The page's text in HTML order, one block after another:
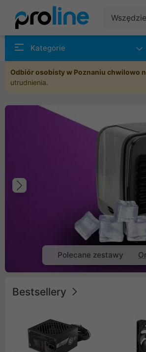
Kategorie
Odbiór osobisty w Poznaniu chwilowo
utrudnienia.
Poprzedni
Polecane zestawy
Bestsellery